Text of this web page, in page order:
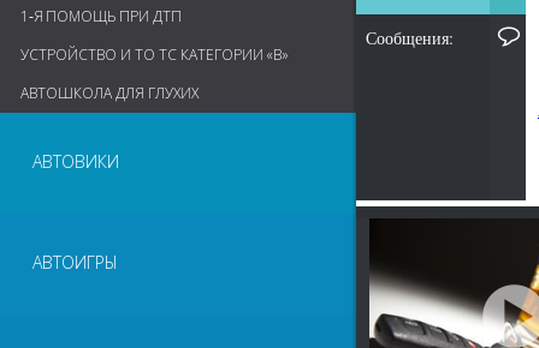
1‑Я ПОМОЩЬ ПРИ ДТП
УСТРОЙСТВО И ТО ТС КАТЕГОРИИ «В»
АВТОШКОЛА ДЛЯ ГЛУХИХ
АВТОВИКИ
АВТОИГРЫ
Сообщения: